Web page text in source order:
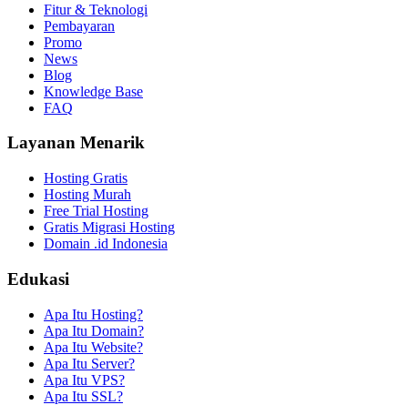
Fitur & Teknologi
Pembayaran
Promo
News
Blog
Knowledge Base
FAQ
Layanan Menarik
Hosting Gratis
Hosting Murah
Free Trial Hosting
Gratis Migrasi Hosting
Domain .id Indonesia
Edukasi
Apa Itu Hosting?
Apa Itu Domain?
Apa Itu Website?
Apa Itu Server?
Apa Itu VPS?
Apa Itu SSL?